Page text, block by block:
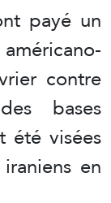
payé un
contre
bases
été visées
en